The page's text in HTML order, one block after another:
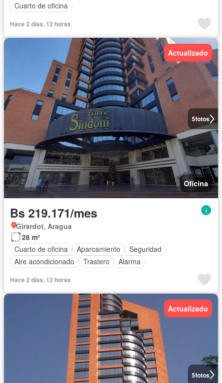
Cuarto de oficina
Hace 2 días, 12 horas
5fotos
Actualizado
Oficina
Bs 219.171/mes
Girardot, Aragua
28 m²
Cuarto de oficina
Aparcamiento
Seguridad
Aire acondicionado
Trastero Alarma
Hace 2 días, 12 horas
5fotos
Actualizado